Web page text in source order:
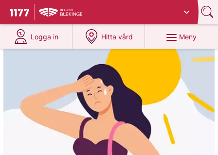
Till startsidan för 1177
Du har valt region
Logga in
på 1177.se
Hitta vård
på 1177.se
Meny